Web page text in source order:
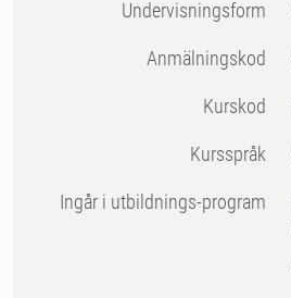
Undervisningsform
Anmälningskod
Kurskod
Kursspråk
Ingår i utbildnings-program